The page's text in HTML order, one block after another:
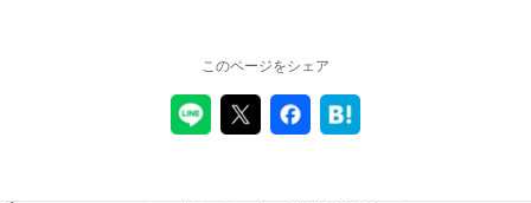
このページをシェア